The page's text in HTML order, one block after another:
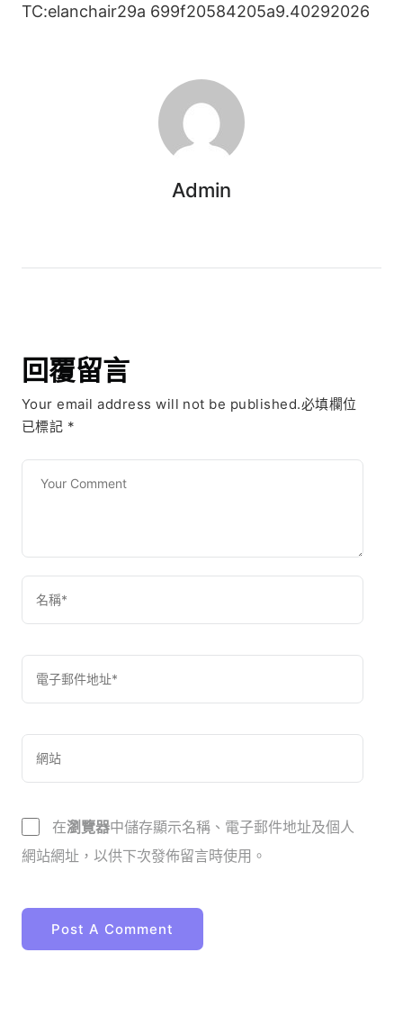
TC:elanchair29a 699f20584205a9.40292026
Admin
回覆留言
Your email address will not be published.必填欄位
已標記 *
在瀏覽器中儲存顯示名稱、電子郵件地址及個人
網站網址，以供下次發佈留言時使用。